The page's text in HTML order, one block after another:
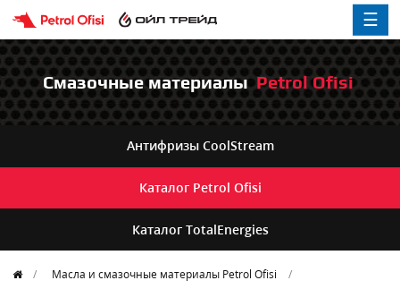
☰
Смазочные материалыPetrol Ofisi
Антифризы CoolStream
Каталог Petrol Ofisi
Каталог TotalEnergies
Масла и смазочные материалы Petrol Ofisi